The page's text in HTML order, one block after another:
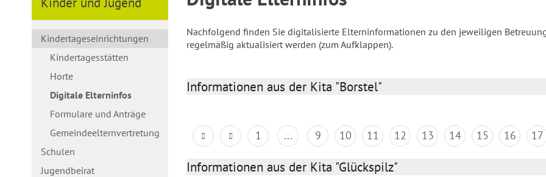
Kindertageseinrichtungen
Kindertagesstätten
Horte
Digitale Elterninfos
Formulare und Anträge
Gemeindeelternvertretung
Schulen
Jugendbeirat
Nachfolgend finden Sie digitalisierte Elterninformationen zu den jeweiligen
regelmäßig aktualisiert werden (zum Aufklappen).
Informationen aus der Kita "Borstel"
1 ... 9 10 11 12 13 14 15 16 17
Informationen aus der Kita "Glückspilz"